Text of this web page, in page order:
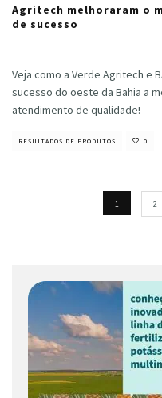
Agritech melhoraram o
de sucesso
Veja como a Verde Agritech e
sucesso do oeste da Bahia a
atendimento de qualidade!
RESULTADOS DE PRODUTOS 0
1 2